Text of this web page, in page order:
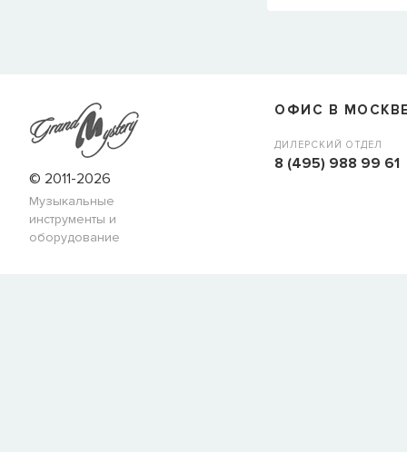
© 2011-2026
Музыкальные
инструменты и
оборудование
ОФИС В
ДИЛЕРСКИЙ ОТДЕЛ
8 (495) 988 99 61